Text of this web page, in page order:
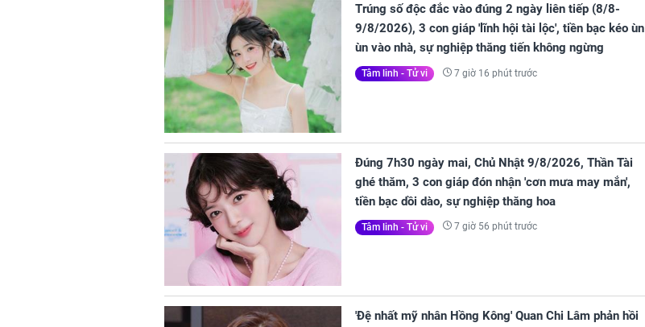
Trúng số độc đắc vào đúng 2 ngày liên tiếp (8/8-
9/8/2026), 3 con giáp 'lĩnh hội tài lộc', tiền bạc kéo ùn
ùn vào nhà, sự nghiệp thăng tiến không ngừng
Tâm linh - Tử vi 7 giờ 16 phút trước
Đúng 7h30 ngày mai, Chủ Nhật 9/8/2026, Thần Tài
ghé thăm, 3 con giáp đón nhận 'cơn mưa may mắn',
tiền bạc dồi dào, sự nghiệp thăng hoa
Tâm linh - Tử vi 7 giờ 56 phút trước
'Đệ nhất mỹ nhân Hồng Kông' Quan Chi Lâm phản hồi